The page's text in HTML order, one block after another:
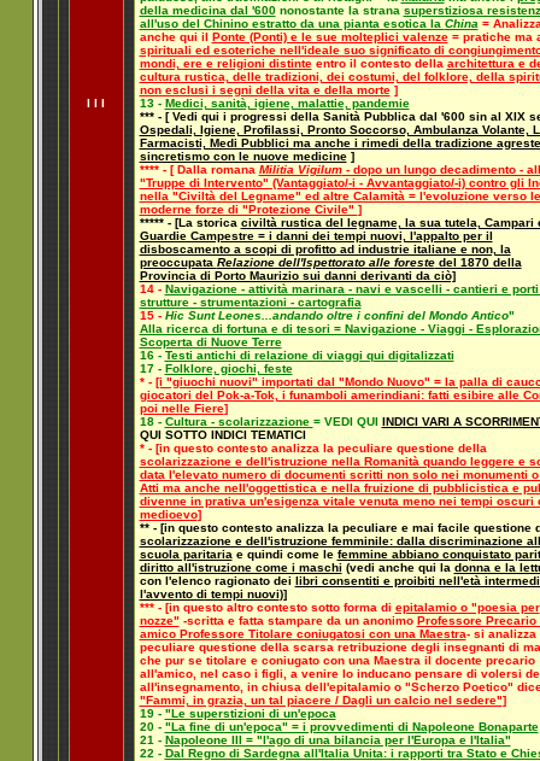
I I I
della medicina dal '600nonostante la strana superstiziosa
all'uso del Chinino estratto da una pianta esotica la China =
anche qui il Ponte (Ponti) e le sue molteplici valenze= pratiche ma
spirituali ed esoteriche nell'ideale suo significato di
mondi, ere e religioni distinteentro il contesto della architettura e
cultura rustica, delle tradizioni, dei costumi, del folklore, della
non esclusi i segni della vita e della morte]
13 - Medici, sanità, igiene, malattie, pandemie
*** - [ Vedi qui i progressi della Sanità Pubblica dal '600 sin al XIX
Ospedali, Igiene, Profilassi, Pronto Soccorso, Ambulanza Volante,
Farmacisti, Medi Pubblici ma anche i rimedi della tradizione
sincretismo con le nuove medicine]
**** - [ Dalla romana Militia Vigilum- dopo un lungo decadimento -
"Truppe di Intervento" (Vantaggiato/-i - Avvantaggiato/-i) contro gli
nella "Civiltà del Legname" ed altre Calamità = l'evoluzione verso le
moderne forze di "Protezione Civile" ]
***** - [La storica civiltà rustica del legname, la sua tutela, Campari
Guardie Campestre = i danni dei tempi nuovi, l'appalto per il
disboscamento a scopi di profitto ad industrie italiane e non, la
preoccupata Relazione dell'Ispettorato alle forestedel 1870 della
Provincia di Porto Maurizio sui danni derivanti da ciò]
14 - Navigazione - attività marinara - navi e vascelli - cantieri e porti
strutture - strumentazioni - cartografia
15 - Hic Sunt Leones...andando oltre i confini del Mondo Antico"
Alla ricerca di fortuna e di tesori = Navigazione - Viaggi -
Scoperta di Nuove Terre
16 - Testi antichi di relazione di viaggi qui digitalizzati
17 - Folklore, giochi, feste
* - [i "giuochi nuovi" importati dal "Mondo Nuovo" = la palla di
giocatori del Pok-a-Tok, i funamboli amerindiani: fatti esibire alle
poi nelle Fiere]
18 - Cultura - scolarizzazione = VEDI QUI INDICI VARI A
QUI SOTTO INDICI TEMATICI
* - [in questo contesto analizza la peculiare questione della
scolarizzazione e dell'istruzione nella Romanità quando leggere e
data l'elevato numero di documenti scritti non solo nei monumenti
Atti ma anche nell'oggettistica e nella fruizione di pubblicistica e
divenne in prativa un'esigenza vitale venuta meno nei tempi oscuri
medioevo]
** - [in questo contesto analizza la peculiare e mai facile questione
scolarizzazione e dell'istruzione femminile: dalla discriminazione
scuola paritaria e quindi come le femmine abbiano conquistato
diritto all'istruzione come i maschi (vedi anche qui la donna e la
con l'elenco ragionato dei libri consentiti e proibiti nell'età
l'avvento di tempi nuovi)]
*** - [in questo altro contesto sotto forma di epitalamio o "poesia per
nozze" -scritta e fatta stampare da un anonimo Professore Precario
amico Professore Titolare coniugatosi con una Maestra- si analizza
peculiare questione della scarsa retribuzione degli insegnanti di
che pur se titolare e coniugato con una Maestra il docente precario
all'amico, nel caso i figli, a venire lo inducano pensare di volersi
all'insegnamento, in chiusa dell'epitalamio o "Scherzo Poetico"
"Fammi, in grazia, un tal piacere / Dagli un calcio nel sedere"]
19 - "Le superstizioni di un'epoca
20 - "La fine di un'epoca" = i provvedimenti di Napoleone Bonaparte
21 - Napoleone III = "l'ago di una bilancia per l'Europa e l'Italia"
22 - Dal Regno di Sardegna all'Italia Unita: i rapporti tra Stato e